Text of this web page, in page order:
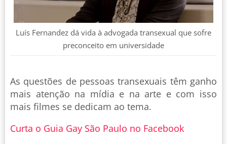
Luís Fernandez dá vida à advogada transexual que sofre
preconceito em universidade
As questões de pessoas transexuais têm ganho
mais atenção na mídia e na arte e com isso
mais filmes se dedicam ao tema.
Curta o Guia Gay São Paulo no Facebook